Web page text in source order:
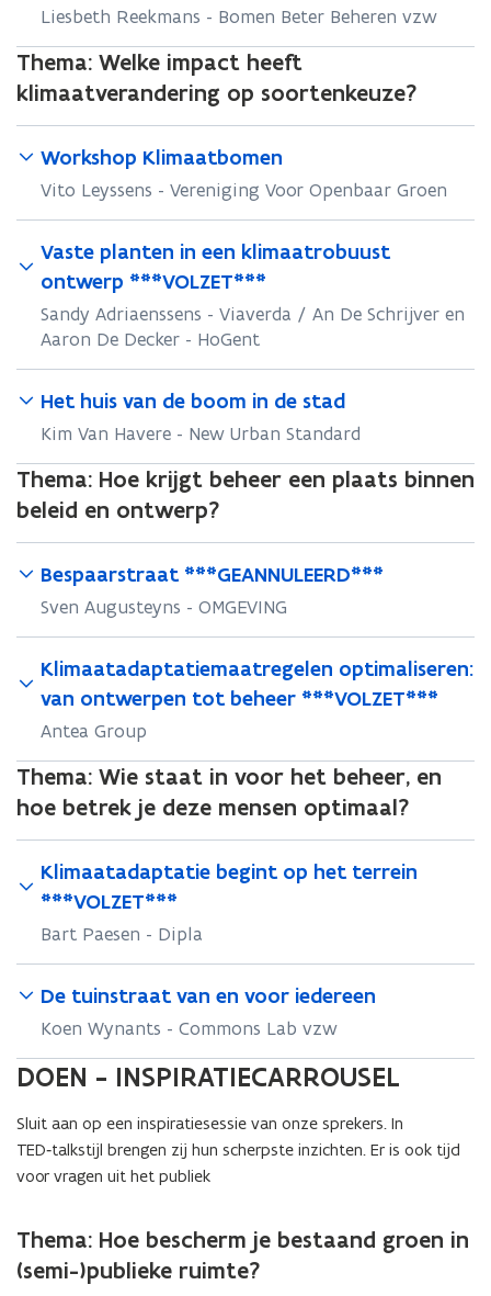
Liesbeth Reekmans - Bomen Beter Beheren vzw
Thema: Welke impact heeft
klimaatverandering op soortenkeuze?
Workshop Klimaatbomen
Vito Leyssens - Vereniging Voor Openbaar Groen
Vaste planten in een klimaatrobuust
ontwerp ***VOLZET***
Sandy Adriaenssens - Viaverda / An De Schrijver en
Aaron De Decker - HoGent
Het huis van de boom in de stad
Kim Van Havere - New Urban Standard
Thema: Hoe krijgt beheer een plaats binnen
beleid en ontwerp?
Bespaarstraat ***GEANNULEERD***
Sven Augusteyns - OMGEVING
Klimaatadaptatiemaatregelen optimaliseren:
van ontwerpen tot beheer ***VOLZET***
Antea Group
Thema: Wie staat in voor het beheer, en
hoe betrek je deze mensen optimaal?
Klimaatadaptatie begint op het terrein
***VOLZET***
Bart Paesen - Dipla
De tuinstraat van en voor iedereen
Koen Wynants - Commons Lab vzw
DOEN - INSPIRATIECARROUSEL
Sluit aan op een inspiratiesessie van onze sprekers. In
TED‑talkstijl brengen zij hun scherpste inzichten. Er is ook tijd
voor vragen uit het publiek
Thema: Hoe bescherm je bestaand groen in
(semi-)publieke ruimte?